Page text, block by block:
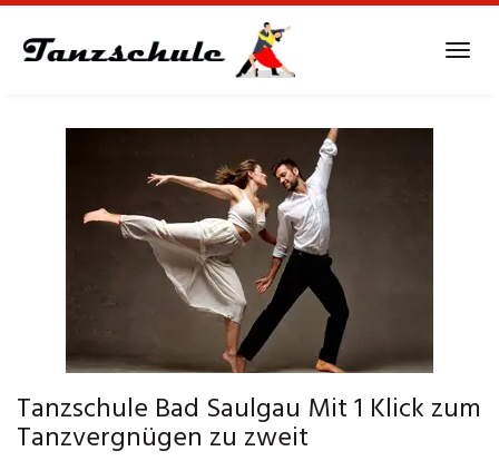
Tanzschule Bad Saulgau Mit 1 Klick zum
Tanzvergnügen zu zweit